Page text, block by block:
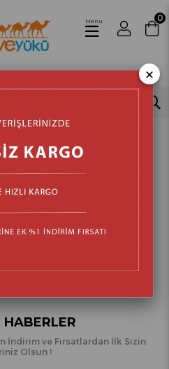
0
Menu
İndirim ve Fırsatlardan İlk Sizin
Olsun !
×